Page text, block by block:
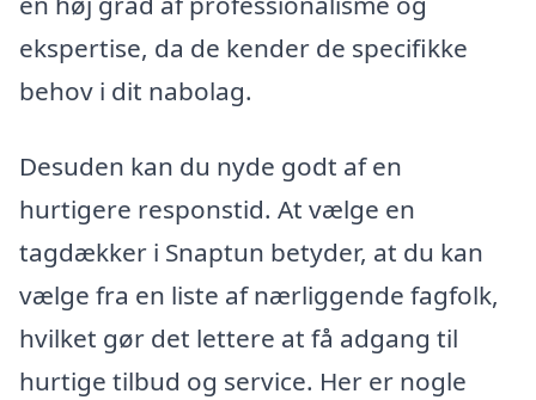
ekspertise, da de kender de specifikke
behov i dit nabolag.
Desuden kan du nyde godt af en
hurtigere responstid. At vælge en
tagdækker i Snaptun betyder, at du kan
vælge fra en liste af nærliggende fagfolk,
hvilket gør det lettere at få adgang til
hurtige tilbud og service. Her er nogle